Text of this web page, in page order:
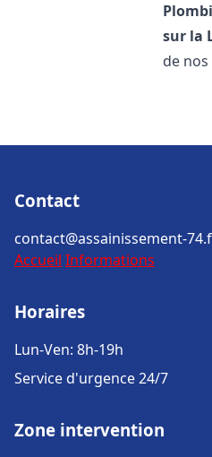
sur la
de
Contact
contact@assainissement-
Accueil Informations
Horaires
Lun-Ven: 8h-19h
Service d'urgence 24/7
Zone intervention